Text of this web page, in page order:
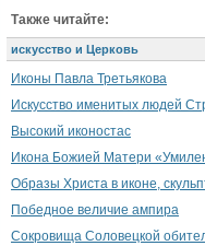
Также читайте:
искусство и Церковь
Иконы Павла Третьякова
Искусство именитых людей
Высокий иконостас
Икона Божией Матери
Образы Христа в иконе,
Победное величие ампира
Сокровища Соловецкой